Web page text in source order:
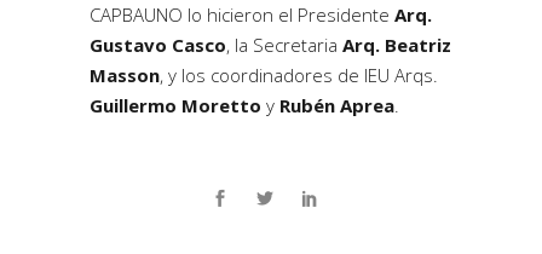
CAPBAUNO lo hicieron el Presidente Arq.
Gustavo Casco, la Secretaria Arq. Beatriz
Masson, y los coordinadores de IEU Arqs.
Guillermo Moretto y Rubén Aprea